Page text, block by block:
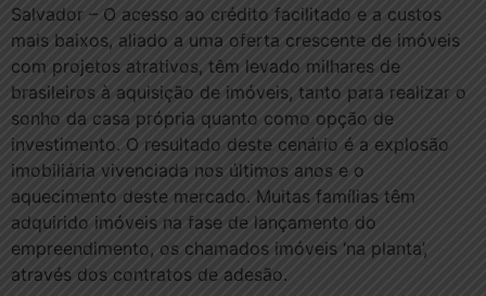
Salvador – O acesso ao crédito facilitado e a custos
mais baixos, aliado a uma oferta crescente de imóveis
com projetos atrativos, têm levado milhares de
brasileiros à aquisição de imóveis, tanto para realizar o
sonho da casa própria quanto como opção de
investimento. O resultado deste cenário é a explosão
imobiliária vivenciada nos últimos anos e o
aquecimento deste mercado. Muitas famílias têm
adquirido imóveis na fase de lançamento do
empreendimento, os chamados imóveis ‘na planta’,
através dos contratos de adesão.